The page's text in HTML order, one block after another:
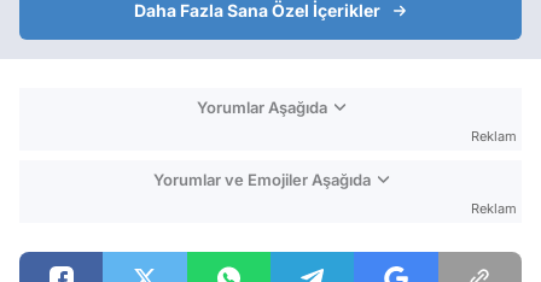
Daha Fazla Sana Özel İçerikler
Yorumlar Aşağıda
Reklam
Yorumlar ve Emojiler Aşağıda
Reklam